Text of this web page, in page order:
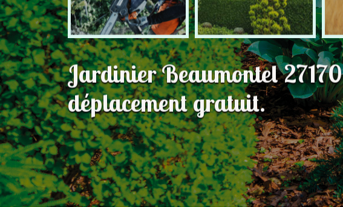
Jardinier Beaumontel 27170
déplacement gratuit.